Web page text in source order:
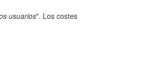
usuarios". Los costes